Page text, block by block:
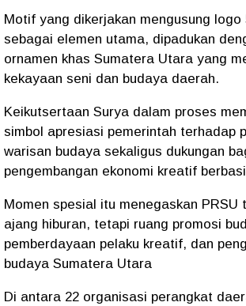
‎Motif yang dikerjakan mengusung logo
sebagai elemen utama, dipadukan
ornamen khas Sumatera Utara yang
kekayaan seni dan budaya daerah.
‎Keikutsertaan Surya dalam proses
simbol apresiasi pemerintah terhadap
warisan budaya sekaligus dukungan
pengembangan ekonomi kreatif
‎Momen spesial itu menegaskan PRSU
ajang hiburan, tetapi ruang promosi
pemberdayaan pelaku kreatif, dan
budaya Sumatera Utara
‎Di antara 22 organisasi perangkat